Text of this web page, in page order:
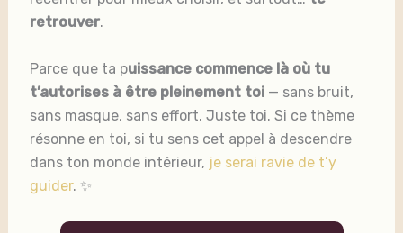
retrouver.
Parce que ta puissance commence là où tu
t’autorises à être pleinement toi— sans bruit,
sans masque, sans effort. Juste toi. Si ce thème
résonne en toi, si tu sens cet appel à descendre
dans ton monde intérieur, je serai ravie de t’y
guider. ✨